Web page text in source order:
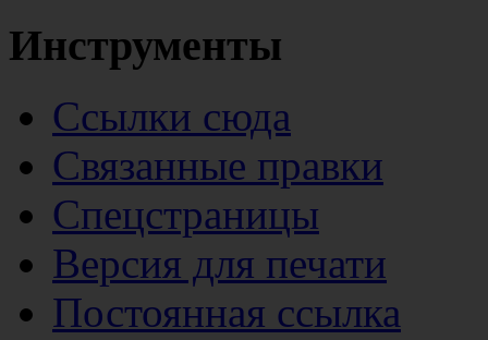
Инструменты
Ссылки сюда
Связанные правки
Спецстраницы
Версия для печати
Постоянная ссылка